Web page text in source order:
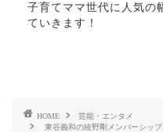
子育てママ世代に人気の
ていきます！
HOME
芸能・エンタメ
東谷義和の綾野剛メンバーシッ